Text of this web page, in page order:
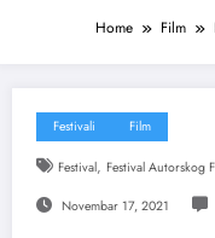
Home Film
Festivali Film
Festival, Festival Autorskog
Novembar 17, 2021